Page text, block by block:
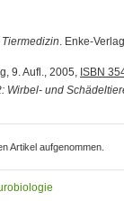
. Enke-
9. Aufl., 2005, ISBN
Wirbel- und
Artikel aufgenommen.